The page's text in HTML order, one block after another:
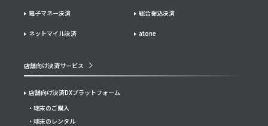
電子マネー決済 総合振込決済
ネットマイル決済 atone
店舗向け決済サービス
店舗向け決済DXプラットフォーム
端末のご購入
端末のレンタル